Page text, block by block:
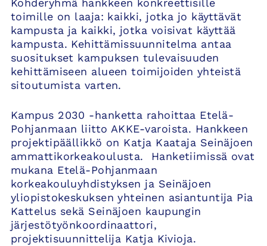
Kohderyhmä hankkeen konkreettisille
toimille on laaja: kaikki, jotka jo käyttävät
kampusta ja kaikki, jotka voisivat käyttää
kampusta. Kehittämissuunnitelma antaa
suositukset kampuksen tulevaisuuden
kehittämiseen alueen toimijoiden yhteistä
sitoutumista varten.
Kampus 2030 -hanketta rahoittaa Etelä-
Pohjanmaan liitto AKKE-varoista. Hankkeen
projektipäällikkö on Katja Kaataja Seinäjoen
ammattikorkeakoulusta. Hanketiimissä ovat
mukana Etelä-Pohjanmaan
korkeakouluyhdistyksen ja Seinäjoen
yliopistokeskuksen yhteinen asiantuntija Pia
Kattelus sekä Seinäjoen kaupungin
järjestötyönkoordinaattori,
projektisuunnittelija Katja Kivioja.